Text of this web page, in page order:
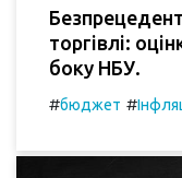
торгівлі:
боку НБУ.
#бюджет #